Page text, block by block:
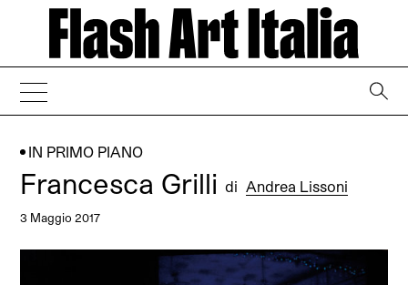
IN PRIMO PIANO
Francesca Grillidi Andrea Lissoni
3 Maggio 2017